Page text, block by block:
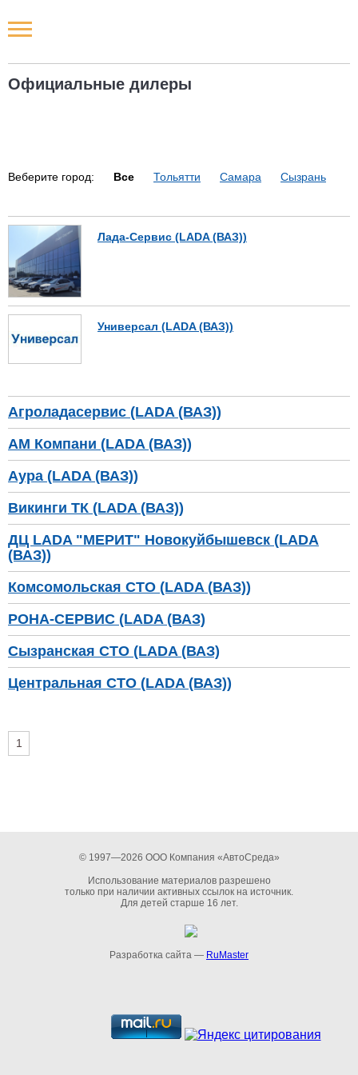
Официальные дилеры
Веберите город: Все Тольятти Самара Сызрань
Лада-Сервис (LADA (ВАЗ))
Универсал (LADA (ВАЗ))
Агроладасервис (LADA (ВАЗ))
АМ Компани (LADA (ВАЗ))
Аура (LADA (ВАЗ))
Викинги ТК (LADA (ВАЗ))
ДЦ LADA "МЕРИТ" Новокуйбышевск (LADA
(ВАЗ))
Комсомольская СТО (LADA (ВАЗ))
РОНА-СЕРВИС (LADA (ВАЗ)
Сызранская СТО (LADA (ВАЗ)
Центральная СТО (LADA (ВАЗ))
1
© 1997—2026 ООО Компания «АвтоСреда»
Использование материалов разрешено
только при наличии активных ссылок на источник.
Для детей старше 16 лет.
Разработка сайта — RuMaster
Новости РФ
Наши мероприятия
Статьи